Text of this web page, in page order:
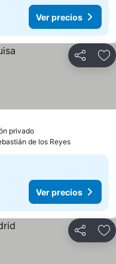
Ver precios
Compartir
privadoVer precios
de los Reyes
Ver precios
Compartir